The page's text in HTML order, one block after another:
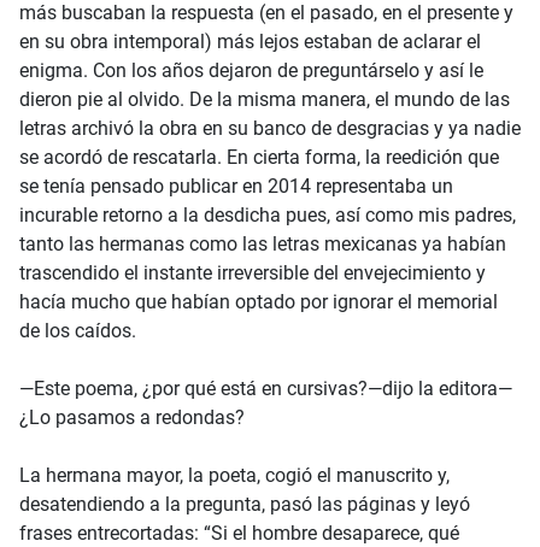
más buscaban la respuesta (en el pasado, en el presente y
en su obra intemporal) más lejos estaban de aclarar el
enigma. Con los años dejaron de preguntárselo y así le
dieron pie al olvido. De la misma manera, el mundo de las
letras archivó la obra en su banco de desgracias y ya nadie
se acordó de rescatarla. En cierta forma, la reedición que
se tenía pensado publicar en 2014 representaba un
incurable retorno a la desdicha pues, así como mis padres,
tanto las hermanas como las letras mexicanas ya habían
trascendido el instante irreversible del envejecimiento y
hacía mucho que habían optado por ignorar el memorial
de los caídos.
—Este poema, ¿por qué está en cursivas?—dijo la editora—
¿Lo pasamos a redondas?
La hermana mayor, la poeta, cogió el manuscrito y,
desatendiendo a la pregunta, pasó las páginas y leyó
frases entrecortadas: “Si el hombre desaparece, qué